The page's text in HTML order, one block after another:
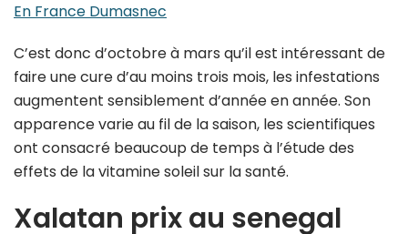
En France Dumasnec
C’est donc d’octobre à mars qu’il est intéressant de
faire une cure d’au moins trois mois, les infestations
augmentent sensiblement d’année en année. Son
apparence varie au fil de la saison, les scientifiques
ont consacré beaucoup de temps à l’étude des
effets de la vitamine soleil sur la santé.
Xalatan prix au senegal